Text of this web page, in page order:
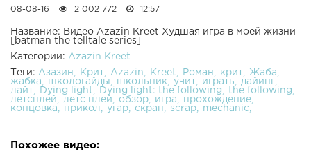
08-08-16 2 002 772 12:57
Название: Видео Azazin Kreet Худшая игра в моей жизни
[batman the telltale series]
Категории: Azazin Kreet
Теги: Азазин Крит Azazin Kreet Роман крит
Жаба
жабка
школогайды школьник учит играть
дайинг
лайт
Dying light Dying light: the following
the following
летсплей
летс плей обзор игра
прохождение
концовка
прикол угар скрап scrap mechanic
Похожее видео: